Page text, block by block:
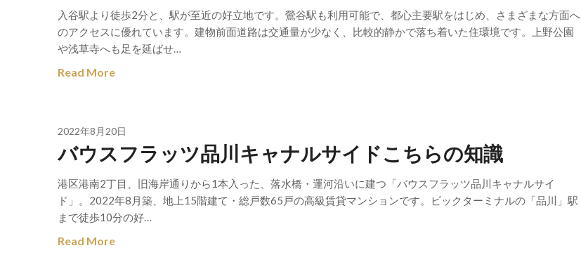
入谷駅より徒歩2分と、駅が至近の好立地です。鶯谷駅も利用可能で、都心主要駅をはじめ、さまざまな方面へ
のアクセスに優れています。建物前面道路は交通量が少なく、比較的静かで落ち着いた住環境です。上野公園
や浅草寺へも足を延ばせ…
Read More
2022年8月20日
バウスフラッツ品川キャナルサイドこちらの知識
港区港南2丁目、旧海岸通りから1本入った、落水橋・運河沿いに建つ「バウスフラッツ品川キャナルサイ
ド」。2022年8月築、地上15階建て・総戸数65戸の高級賃貸マンションです。ビックターミナルの「品川」駅
まで徒歩10分の好…
Read More